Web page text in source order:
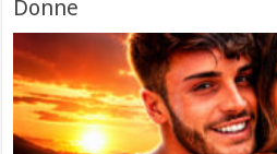
Donne